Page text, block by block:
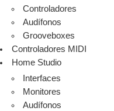
Controladores
Audífonos
Grooveboxes
Controladores MIDI
Home Studio
Interfaces
Monitores
Audífonos